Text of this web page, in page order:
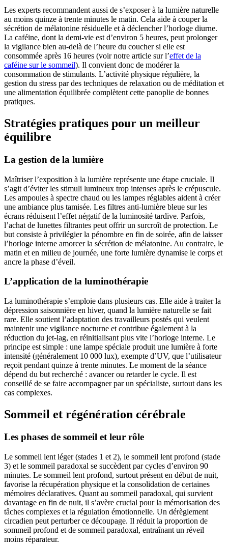
Les experts recommandent aussi de s’exposer à la lumière naturelle
au moins quinze à trente minutes le matin. Cela aide à couper la
sécrétion de mélatonine résiduelle et à déclencher l’horloge diurne.
La caféine, dont la demi-vie est d’environ 5 heures, peut prolonger
la vigilance bien au-delà de l’heure du coucher si elle est
consommée après 16 heures (voir notre article sur l’effet de la
caféine sur le sommeil). Il convient donc de modérer la
consommation de stimulants. L’activité physique régulière, la
gestion du stress par des techniques de relaxation ou de méditation et
une alimentation équilibrée complètent cette panoplie de bonnes
pratiques.
Stratégies pratiques pour un meilleur
équilibre
La gestion de la lumière
Maîtriser l’exposition à la lumière représente une étape cruciale. Il
s’agit d’éviter les stimuli lumineux trop intenses après le crépuscule.
Les ampoules à spectre chaud ou les lampes réglables aident à créer
une ambiance plus tamisée. Les filtres anti-lumière bleue sur les
écrans réduisent l’effet négatif de la luminosité tardive. Parfois,
l’achat de lunettes filtrantes peut offrir un surcroît de protection. Le
but consiste à privilégier la pénombre en fin de soirée, afin de laisser
l’horloge interne amorcer la sécrétion de mélatonine. Au contraire, le
matin et en milieu de journée, une forte lumière dynamise le corps et
ancre la phase d’éveil.
L’application de la luminothérapie
La luminothérapie s’emploie dans plusieurs cas. Elle aide à traiter la
dépression saisonnière en hiver, quand la lumière naturelle se fait
rare. Elle soutient l’adaptation des travailleurs postés qui veulent
maintenir une vigilance nocturne et contribue également à la
réduction du jet-lag, en réinitialisant plus vite l’horloge interne. Le
principe est simple : une lampe spéciale produit une lumière à forte
intensité (généralement 10 000 lux), exempte d’UV, que l’utilisateur
reçoit pendant quinze à trente minutes. Le moment de la séance
dépend du but recherché : avancer ou retarder le cycle. Il est
conseillé de se faire accompagner par un spécialiste, surtout dans les
cas complexes.
Sommeil et régénération cérébrale
Les phases de sommeil et leur rôle
Le sommeil lent léger (stades 1 et 2), le sommeil lent profond (stade
3) et le sommeil paradoxal se succèdent par cycles d’environ 90
minutes. Le sommeil lent profond, surtout présent en début de nuit,
favorise la récupération physique et la consolidation de certaines
mémoires déclaratives. Quant au sommeil paradoxal, qui survient
davantage en fin de nuit, il s’avère crucial pour la mémorisation des
tâches complexes et la régulation émotionnelle. Un dérèglement
circadien peut perturber ce découpage. Il réduit la proportion de
sommeil profond et de sommeil paradoxal, entraînant un réveil
moins réparateur.